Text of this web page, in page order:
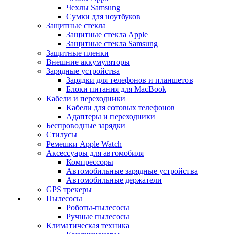
Чехлы Samsung
Сумки для ноутбуков
Защитные стекла
Защитные стекла Apple
Защитные стекла Samsung
Защитные пленки
Внешние аккумуляторы
Зарядные устройства
Зарядки для телефонов и планшетов
Блоки питания для MacBook
Кабели и переходники
Кабели для сотовых телефонов
Адаптеры и переходники
Беспроводные зарядки
Стилусы
Ремешки Apple Watch
Аксессуары для автомобиля
Компрессоры
Автомобильные зарядные устройства
Автомобильные держатели
GPS трекеры
Пылесосы
Роботы-пылесосы
Ручные пылесосы
Климатическая техника